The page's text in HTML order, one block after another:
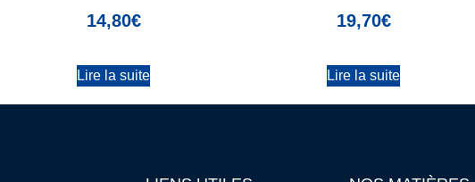
14,80€
Lire la suite
19,70€
Lire la suite